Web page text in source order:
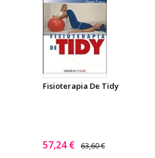
Fisioterapia De Tidy
57,24 € 63,60 €